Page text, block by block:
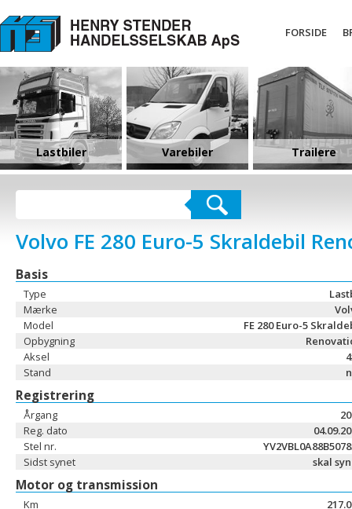
FORSIDE
Lastbiler Varebiler Trailere
Volvo FE 280 Euro-5 Skraldebil
Basis
Type
Mærke
Model
FE 280 Euro-5
Opbygning
Aksel
Stand
Registrering
Årgang
Reg. dato
Stel nr.
Sidst synet
skal
Motor og transmission
Km